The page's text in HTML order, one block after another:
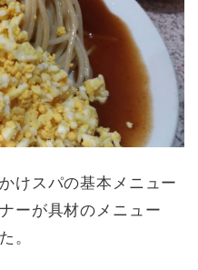
けスパの基本メニュー
ーが具材のメニュー
。